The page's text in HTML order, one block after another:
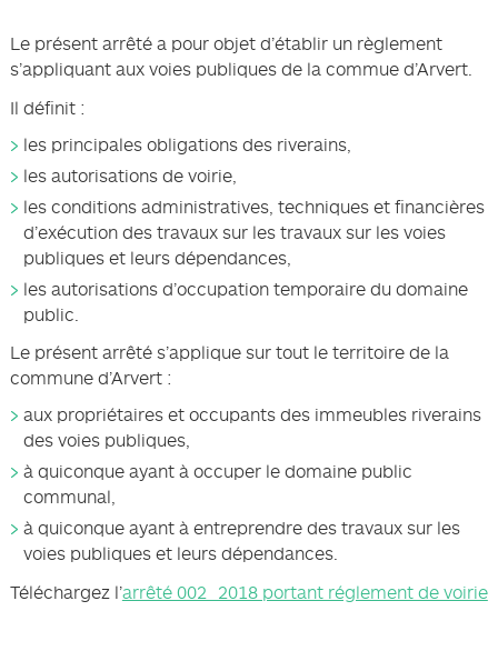
Le présent arrêté a pour objet d’établir un règlement
s’appliquant aux voies publiques de la commue d’Arvert.
Il définit :
les principales obligations des riverains,
les autorisations de voirie,
les conditions administratives, techniques et financières
d’exécution des travaux sur les travaux sur les voies
publiques et leurs dépendances,
les autorisations d’occupation temporaire du domaine
public.
Le présent arrêté s’applique sur tout le territoire de la
commune d’Arvert :
aux propriétaires et occupants des immeubles riverains
des voies publiques,
à quiconque ayant à occuper le domaine public
communal,
à quiconque ayant à entreprendre des travaux sur les
voies publiques et leurs dépendances.
Téléchargez l’arrêté 002_2018 portant réglement de voirie